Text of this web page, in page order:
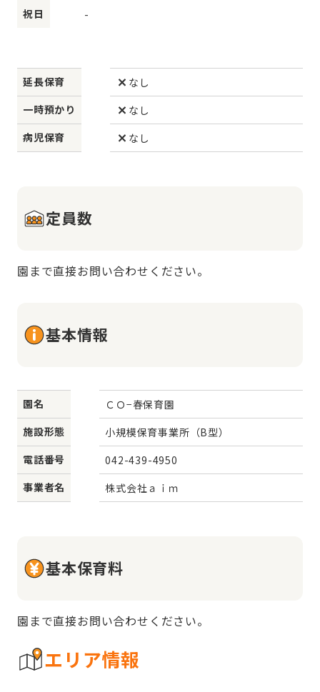
祝日
-
延長保育
なし
一時預かり
なし
病児保育
なし
定員数
園まで直接お問い合わせください。
基本情報
園名
ＣＯ−春保育園
施設形態
小規模保育事業所（B型）
電話番号
042-439-4950
事業者名
株式会社ａｉｍ
基本保育料
園まで直接お問い合わせください。
エリア情報